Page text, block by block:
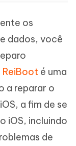
os
dados, você
ReiBoot é uma
a reparar o
a fim de se
iOS, incluindo
de